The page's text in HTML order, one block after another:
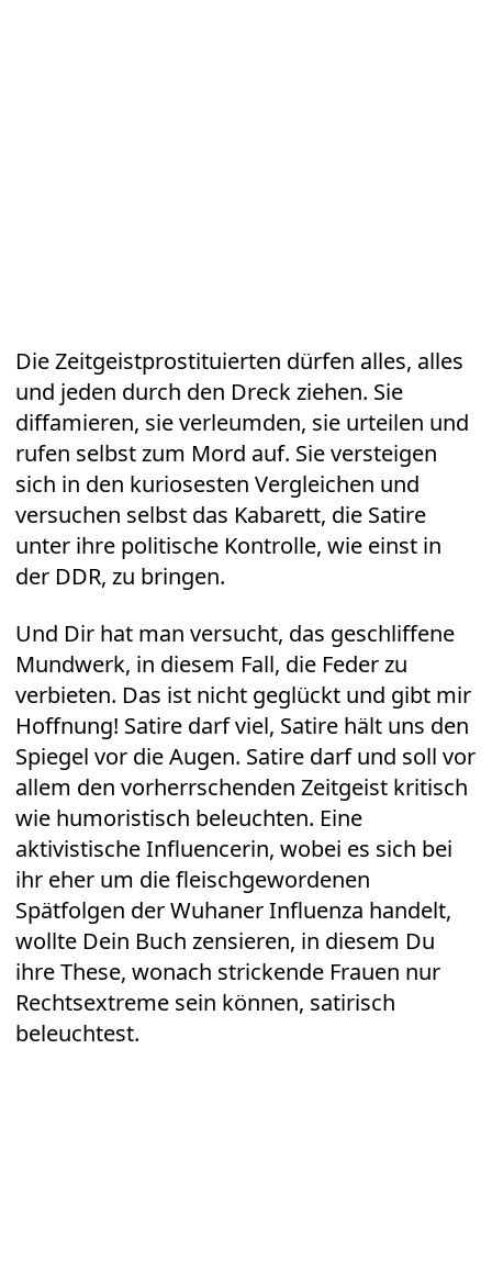
Die Zeitgeistprostituierten dürfen alles, alles
und jeden durch den Dreck ziehen. Sie
diffamieren, sie verleumden, sie urteilen und
rufen selbst zum Mord auf. Sie versteigen
sich in den kuriosesten Vergleichen und
versuchen selbst das Kabarett, die Satire
unter ihre politische Kontrolle, wie einst in
der DDR, zu bringen.
Und Dir hat man versucht, das geschliffene
Mundwerk, in diesem Fall, die Feder zu
verbieten. Das ist nicht geglückt und gibt mir
Hoffnung! Satire darf viel, Satire hält uns den
Spiegel vor die Augen. Satire darf und soll vor
allem den vorherrschenden Zeitgeist kritisch
wie humoristisch beleuchten. Eine
aktivistische Influencerin, wobei es sich bei
ihr eher um die fleischgewordenen
Spätfolgen der Wuhaner Influenza handelt,
wollte Dein Buch zensieren, in diesem Du
ihre These, wonach strickende Frauen nur
Rechtsextreme sein können, satirisch
beleuchtest.